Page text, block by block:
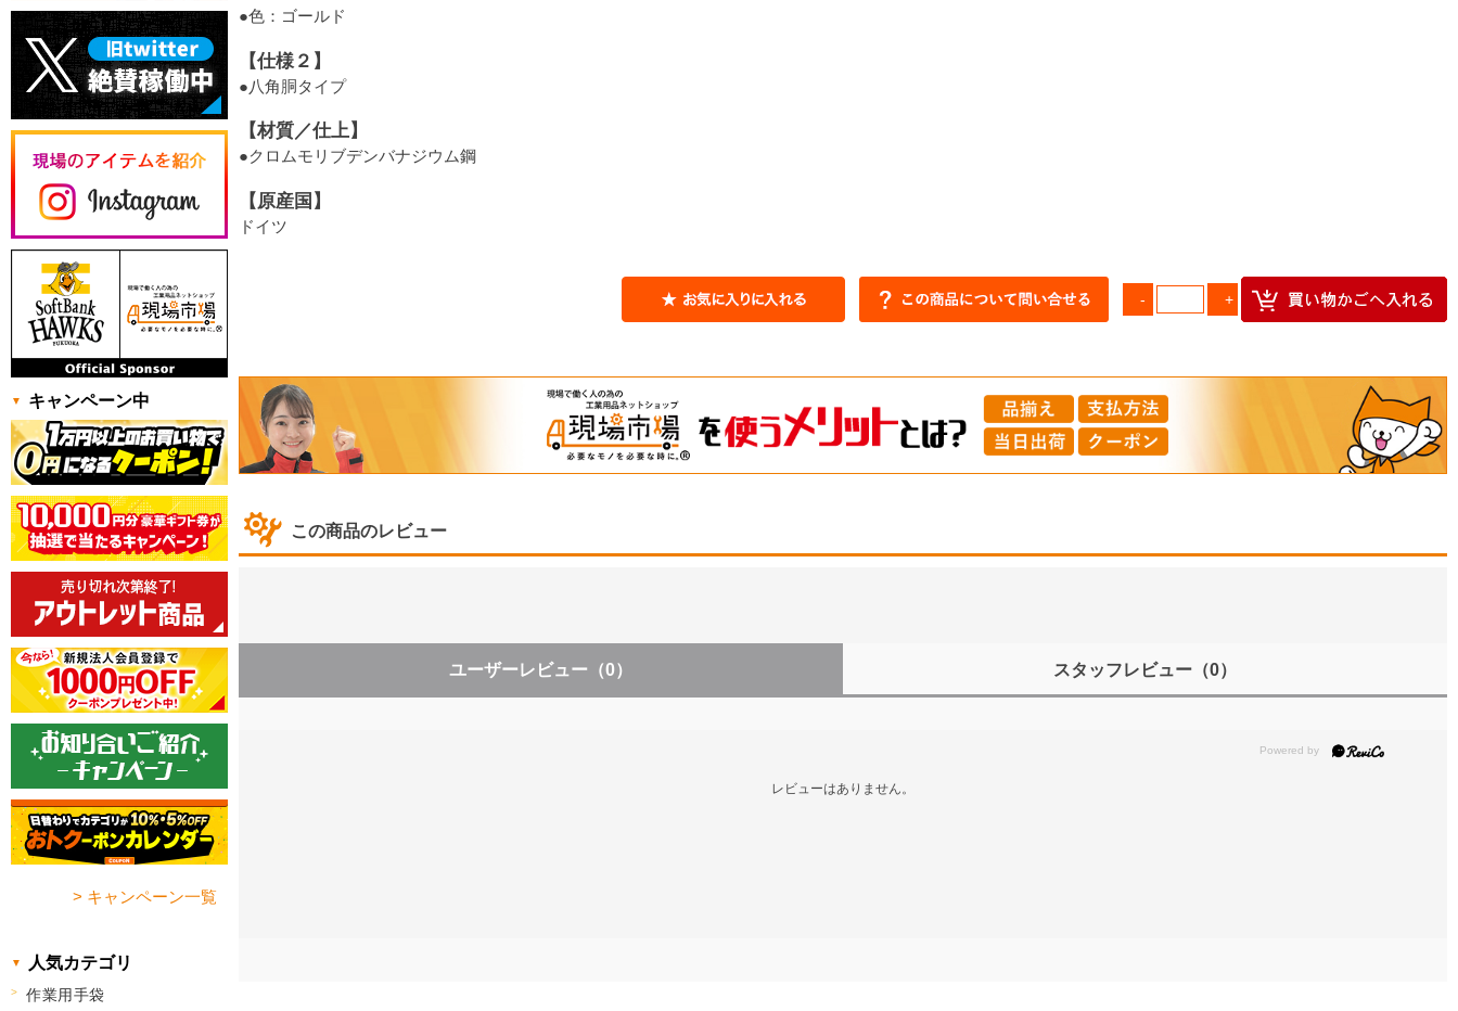
●色：ゴールド
【仕様２】
●八角胴タイプ
【材質／仕上】
●クロムモリブデンバナジウム鋼
【原産国】
ドイツ
この商品のレビュー
ユーザーレビュー （0） スタッフレビュー （0）
レビューはありません。
キャンペーン中
> キャンペーン一覧
人気カテゴリ
作業用手袋